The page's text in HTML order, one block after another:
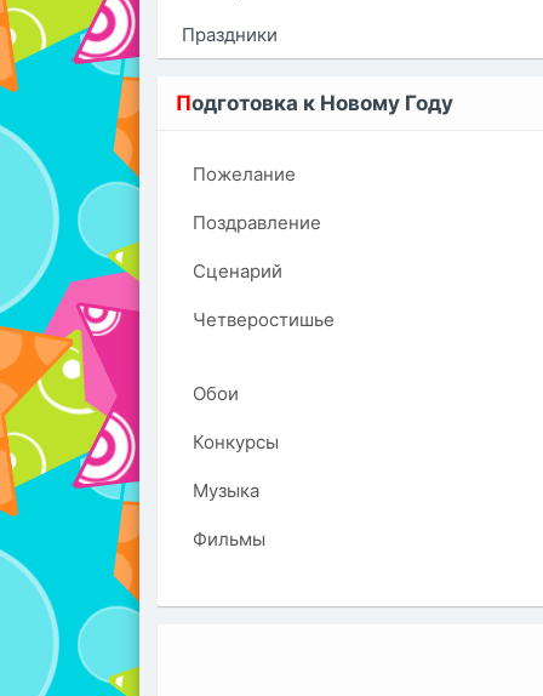
Праздники
Подготовка к Новому Году
Пожелание
Поздравление
Сценарий
Четверостишье
Обои
Конкурсы
Музыка
Фильмы